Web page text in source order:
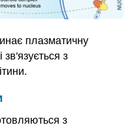
плазматичну
зв'язується з
з